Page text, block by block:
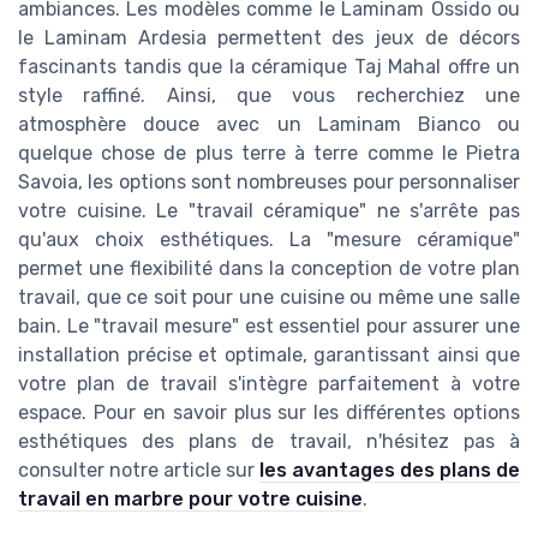
ambiances. Les modèles comme le Laminam Ossido ou
le Laminam Ardesia permettent des jeux de décors
fascinants tandis que la céramique Taj Mahal offre un
style raffiné. Ainsi, que vous recherchiez une
atmosphère douce avec un Laminam Bianco ou
quelque chose de plus terre à terre comme le Pietra
Savoia, les options sont nombreuses pour personnaliser
votre cuisine. Le "travail céramique" ne s'arrête pas
qu'aux choix esthétiques. La "mesure céramique"
permet une flexibilité dans la conception de votre plan
travail, que ce soit pour une cuisine ou même une salle
bain. Le "travail mesure" est essentiel pour assurer une
installation précise et optimale, garantissant ainsi que
votre plan de travail s'intègre parfaitement à votre
espace. Pour en savoir plus sur les différentes options
esthétiques des plans de travail, n'hésitez pas à
consulter notre article sur les avantages des plans de
travail en marbre pour votre cuisine.